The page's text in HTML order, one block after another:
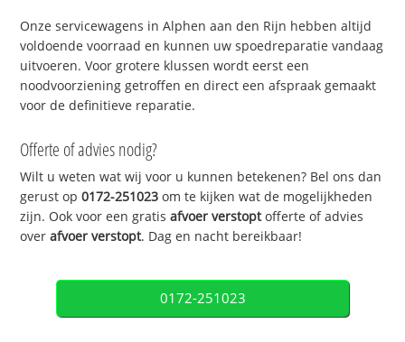
Onze servicewagens in Alphen aan den Rijn hebben altijd
voldoende voorraad en kunnen uw spoedreparatie vandaag
uitvoeren. Voor grotere klussen wordt eerst een
noodvoorziening getroffen en direct een afspraak gemaakt
voor de definitieve reparatie.
Offerte of advies nodig?
Wilt u weten wat wij voor u kunnen betekenen? Bel ons dan
gerust op0172-251023 om te kijken wat de mogelijkheden
zijn. Ook voor een gratisafvoer verstoptofferte of advies
overafvoer verstopt. Dag en nacht bereikbaar!
0172-251023